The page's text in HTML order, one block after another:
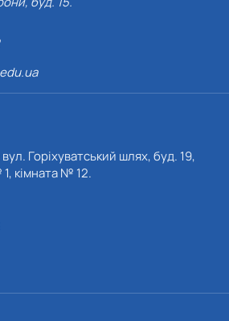
Горіхуватський шлях, буд. 19,
кімната № 12.